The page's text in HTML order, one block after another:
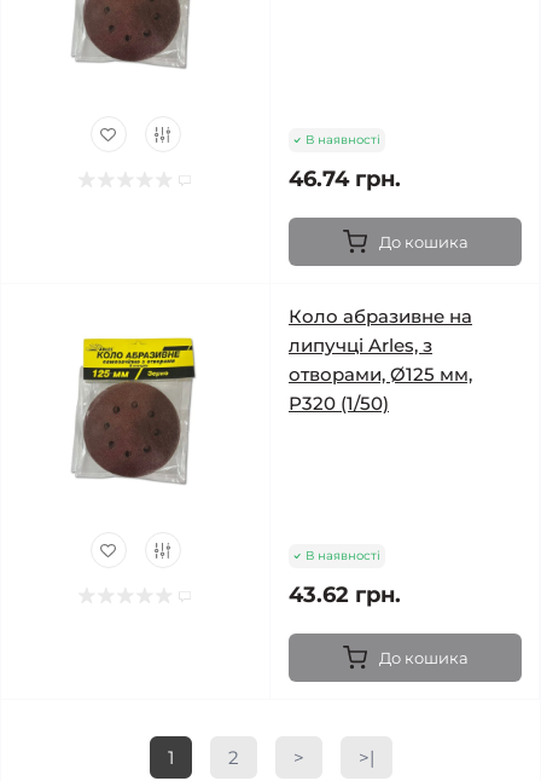
В наявності
46.74 грн.
До кошика
Коло абразивне на
липучці Arles, з
отворами, Ø125 мм,
Р320 (1/50)
В наявності
43.62 грн.
До кошика
1 2 > >|